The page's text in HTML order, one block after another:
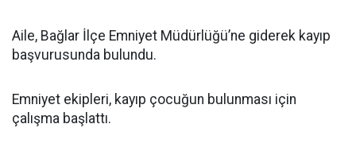
Aile, Bağlar İlçe Emniyet Müdürlüğü’ne giderek kayıp
başvurusunda bulundu.
Emniyet ekipleri, kayıp çocuğun bulunması için
çalışma başlattı.